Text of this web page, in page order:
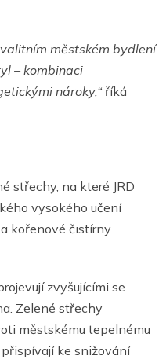
městském bydlení
– kombinaci
nároky,“ říká
střechy, na které JRD
vysokého učení
kořenové čistírny
zvyšujícími se
Zelené střechy
městskému tepelnému
ke snižování